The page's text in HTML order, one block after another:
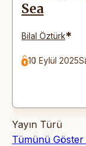
Sea
Bilal Öztürk*
10 Eylül 2025
Yayın Türü
Tümünü Göster